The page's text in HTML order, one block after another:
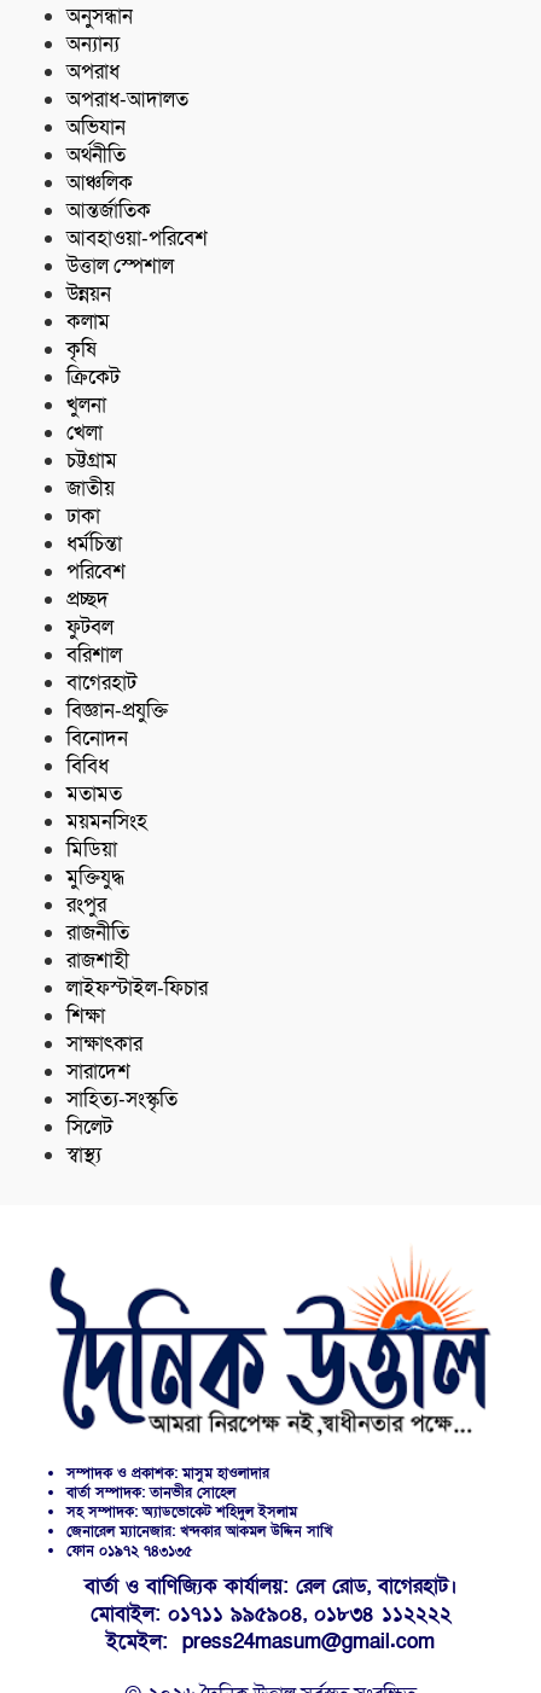
অনুসন্ধান
অন্যান্য
অপরাধ
অপরাধ-আদালত
অভিযান
অর্থনীতি
আঞ্চলিক
আন্তর্জাতিক
আবহাওয়া-পরিবেশ
উত্তাল স্পেশাল
উন্নয়ন
কলাম
কৃষি
ক্রিকেট
খুলনা
খেলা
চট্টগ্রাম
জাতীয়
ঢাকা
ধর্মচিন্তা
পরিবেশ
প্রচ্ছদ
ফুটবল
বরিশাল
বাগেরহাট
বিজ্ঞান-প্রযুক্তি
বিনোদন
বিবিধ
মতামত
ময়মনসিংহ
মিডিয়া
মুক্তিযুদ্ধ
রংপুর
রাজনীতি
রাজশাহী
লাইফস্টাইল-ফিচার
শিক্ষা
সাক্ষাৎকার
সারাদেশ
সাহিত্য-সংস্কৃতি
সিলেট
স্বাস্থ্য
সম্পাদক ও প্রকাশক: মাসুম হাওলাদার
বার্তা সম্পাদক: তানভীর সোহেল
সহ সম্পাদক: অ্যাডভোকেট শহিদুল ইসলাম
জেনারেল ম্যানেজার: খন্দকার আকমল উদ্দিন সাখি
ফোন ০১৯৭২ ৭৪৩১৩৫
বার্তা ও বাণিজ্যিক কার্যালয়: রেল রোড, বাগেরহাট।
মোবাইল: ০১৭১১ ৯৯৫৯০৪, ০১৮৩৪ ১১২২২২
ইমেইল: press24masum@gmail.com